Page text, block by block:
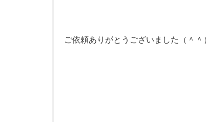
ご依頼ありがとうございました（＾＾